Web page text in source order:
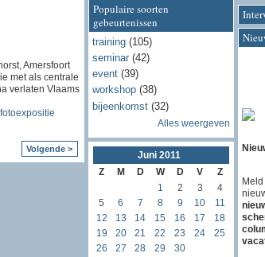
Amersfoort
met als centrale
verlaten Vlaams
fotoexpositie
Volgende >
Populaire soorten
gebeurtenissen
training(105)
seminar(42)
event(39)
workshop(38)
bijeenkomst(32)
Alles weergeven
Juni 2011
Z
M D W D V
Z
1
2 3
4
5
6 7 8 9 10
11
12
13 14 15 16 17
18
19
20 21 22 23 24
25
26
27 28 29 30